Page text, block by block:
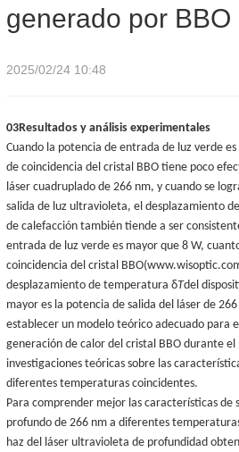
generado por BBO
2025/02/24 10:48
03Resultados y análisis experimentales
Cuando la potencia de entrada de luz verde
de coincidencia del cristal BBO tiene poco
láser cuadruplado de 266 nm, y cuando se
salida de luz ultravioleta, el desplazamiento
de calefacción también tiende a ser
entrada de luz verde es mayor que 8 W,
coincidencia del cristal BBO
desplazamiento de temperatura δTdel
mayor es la potencia de salida del láser de
establecer un modelo teórico adecuado para
generación de calor del cristal BBO durante
investigaciones teóricas sobre las
diferentes temperaturas coincidentes.
Para comprender mejor las características de
profundo de 266 nm a diferentes
haz del láser ultravioleta de profundidad